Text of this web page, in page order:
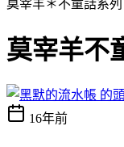
莫宰羊＊不童話系列
莫宰羊不
16年前